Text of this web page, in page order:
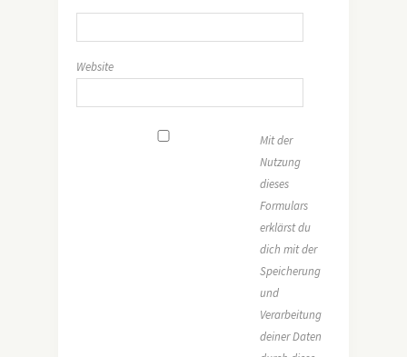
Website
Mit der
Nutzung
dieses
Formulars
erklärst du
dich mit der
Speicherung
und
Verarbeitung
deiner Daten